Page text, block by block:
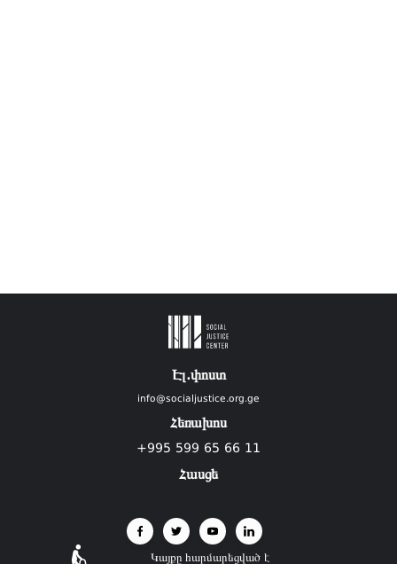
Էլ.փոստ
info@socialjustice.org.ge
Հեռախոս
+995 599 65 66 11
Հասցե
Կայքը հարմարեցված է